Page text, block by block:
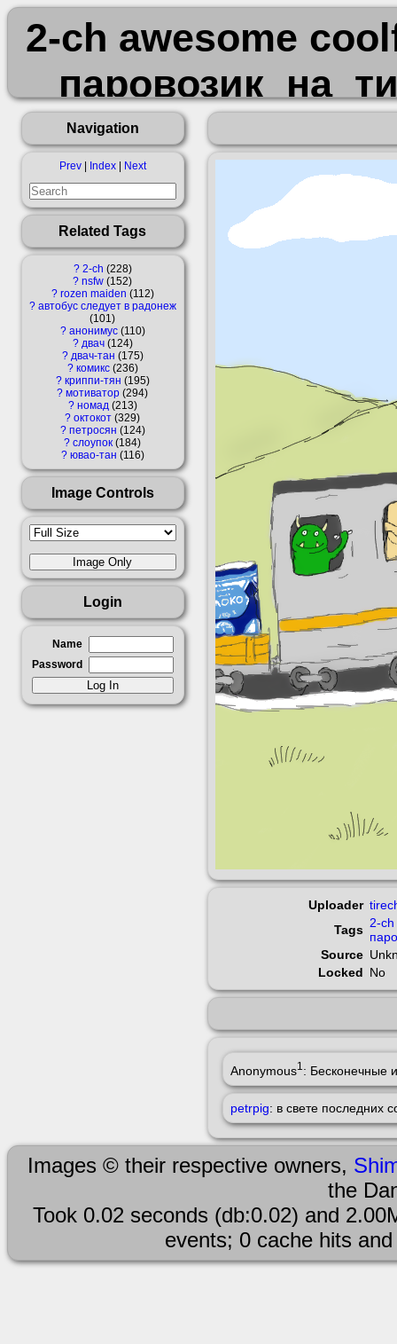
2-ch awesome
Navigation
Prev Index Next
Related Tags
? 2-ch 228
? nsfw 152
? rozen maiden
112
? автобус следует в радонеж
101
? анонимус 110
? двач 124
? двач-тан
175
? комикс 236
? криппи-тян
195
? мотиватор 294
? номад 213
? октокот 329
? петросян
124
? слоупок 184
? ювао-тан 116
Image Controls
Login
Name
Password
Uploader
Tags 2-ch
Source
Locked No
Anonymous1 : Бесконечные
petrpig: в свете последних
Images © their respective owners,
the
Took 0.02 seconds (db:0.02) and
events; 0 cache hits